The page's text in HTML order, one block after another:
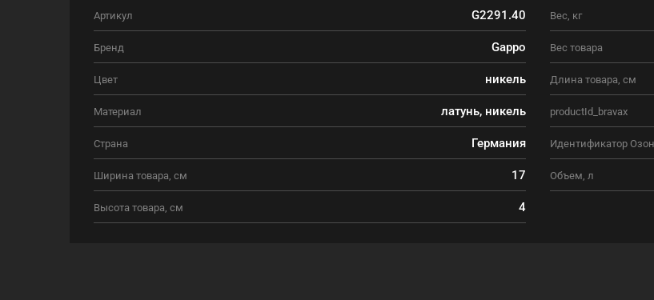
Артикул G2291.40
Бренд Gappo
Цвет никель
Материал латунь, никель
Страна Германия
Ширина товара, см 17
Высота товара, см 4
Вес, кг
Вес товара
Длина товара, см
productId_bravax
Идентификатор Озон
Объем, л